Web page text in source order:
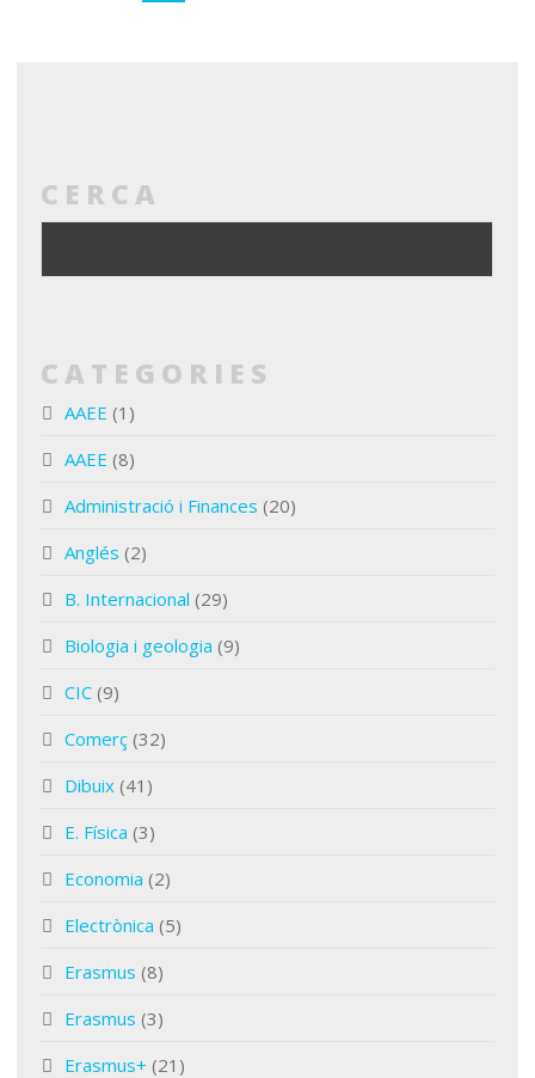
CERCA
CATEGORIES
AAEE (1)
AAEE (8)
Administració i Finances (20)
Anglés (2)
B. Internacional (29)
Biologia i geologia (9)
CIC (9)
Comerç (32)
Dibuix (41)
E. Física (3)
Economia (2)
Electrònica (5)
Erasmus (8)
Erasmus (3)
Erasmus+ (21)